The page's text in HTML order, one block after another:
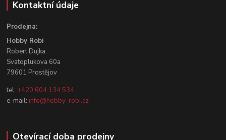
Kontaktní údaje
Prodejna:
Hobby Robi
Robert Dujka
Svatoplukova 60a
79601 Prostějov
tel: +420 604 134 534
e-mail: info@hobby-robi.cz
Otevírací doba prodejny